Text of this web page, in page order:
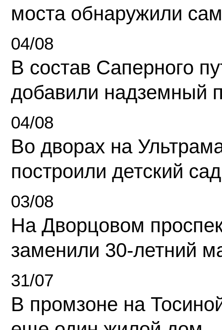
моста обнаружили
04/08
В состав Саперного
добавили надземный
04/08
Во дворах на
построили детский сад
03/08
На Дворцовом
заменили 30-летний
31/07
В промзоне на